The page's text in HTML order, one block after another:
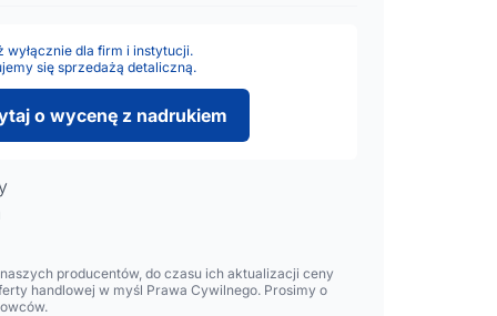
wyłącznie dla firm i instytucji.
się sprzedażą detaliczną.
o wycenę z nadrukiem
producentów, do czasu ich aktualizacji ceny
handlowej w myśl Prawa Cywilnego. Prosimy o